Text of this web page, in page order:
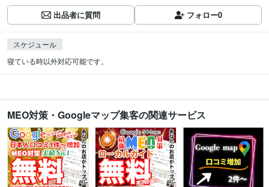
出品者に質問 フォロー0
スケジュール
寝ている時以外対応可能です。
MEO対策・Googleマップ集客の関連サービス